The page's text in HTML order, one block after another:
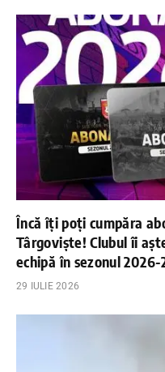
Încă îți poți cumpăra
Târgoviște! Clubul îi
echipă în sezonul 2026-
29 IULIE 2026